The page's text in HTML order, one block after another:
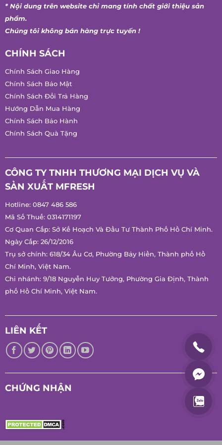
Tuyển Dụng
* Nội dung trên website chỉ mang tính chất giới thiệu sản
phẩm.
CHÍNH SÁCH
Chính Sách Giao Hàng
Chính Sách Bảo Mật
Chính Sách Đổi Trả Hàng
Hướng Dẫn Mua Hàng
Chính Sách Bảo Hành
CÔNG TY TNHH THƯƠNG MẠI DỊCH VỤ VÀ
SẢN XUẤT MFRESH
Hotline:0847 486 586
Mã Số Thuế: 0314171197
Cơ Quan Cấp: Sở Kế Hoạch Và Đầu Tư Thành Phố Hồ Chí
Minh.
Ngày Cấp: 26/12/2016
Trụ sở chính: 618/34 Âu Cơ, Phường Bảy Hiền, Thành phố Hồ
Chí Minh, Việt Nam.
phố Hồ Chí Minh, Việt Nam.
LIÊN KẾT